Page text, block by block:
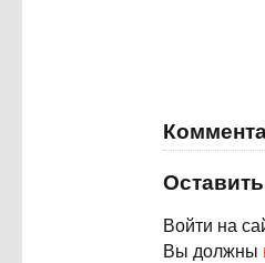
Войти на
Вы должны